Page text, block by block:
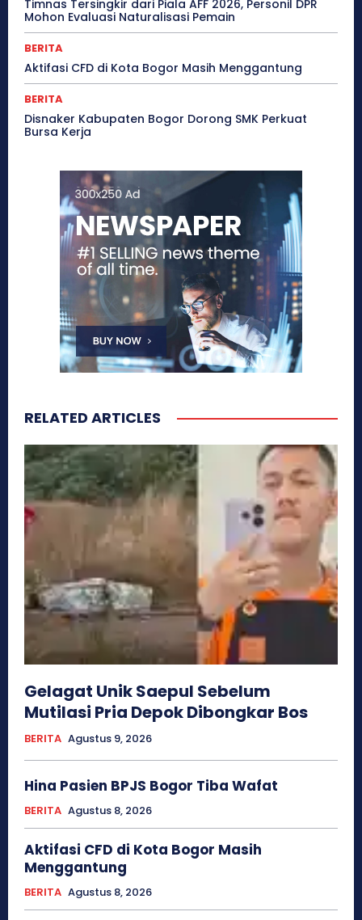
Timnas Tersingkir dari Piala AFF 2026, Personil DPR
Mohon Evaluasi Naturalisasi Pemain
BERITA
Aktifasi CFD di Kota Bogor Masih Menggantung
BERITA
Disnaker Kabupaten Bogor Dorong SMK Perkuat
Bursa Kerja
RELATED ARTICLES
Gelagat Unik Saepul Sebelum
Mutilasi Pria Depok Dibongkar Bos
BERITA Agustus 9, 2026
Hina Pasien BPJS Bogor Tiba Wafat
BERITA Agustus 8, 2026
Aktifasi CFD di Kota Bogor Masih
Menggantung
BERITA Agustus 8, 2026